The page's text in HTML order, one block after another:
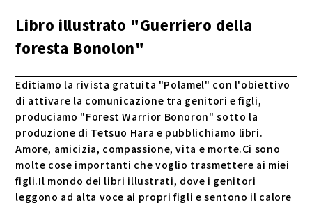
Libro illustrato "Guerriero della
foresta Bonolon"
Editiamo la rivista gratuita "Polamel" con l'obiettivo
di attivare la comunicazione tra genitori e figli,
produciamo "Forest Warrior Bonoron" sotto la
produzione di Tetsuo Hara e pubblichiamo libri.
Amore, amicizia, compassione, vita e morte.Ci sono
molte cose importanti che voglio trasmettere ai miei
figli.Il mondo dei libri illustrati, dove i genitori
leggono ad alta voce ai propri figli e sentono il calore